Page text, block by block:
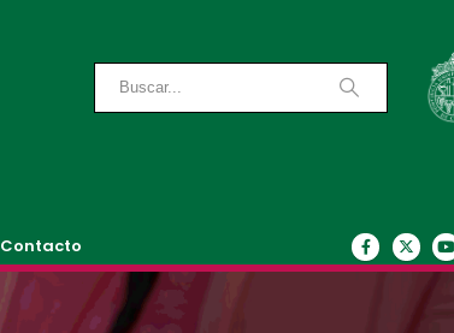
Contacto